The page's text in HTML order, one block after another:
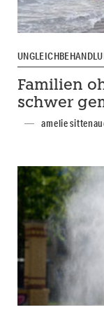
Familien
schwer
amelie